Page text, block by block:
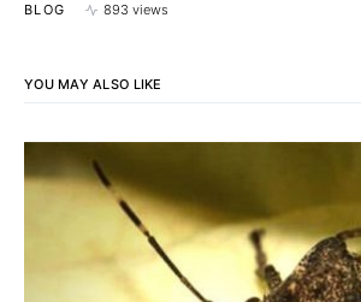
BLOG 893 views
YOU MAY ALSO LIKE